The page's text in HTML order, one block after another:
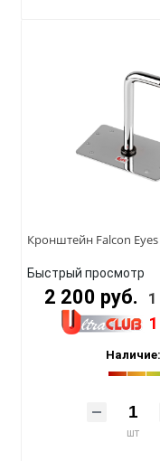
Кронштейн Falcon
Быстрый просмотр
2 200 руб.
Наличие:
шт